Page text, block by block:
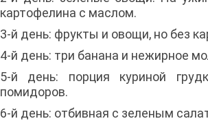
картофелина с маслом.
3-й день: фрукты и овощи, но без
4-й день: три банана и нежирное
5-й день: порция куриной
помидоров.
6-й день: отбивная с зеленым